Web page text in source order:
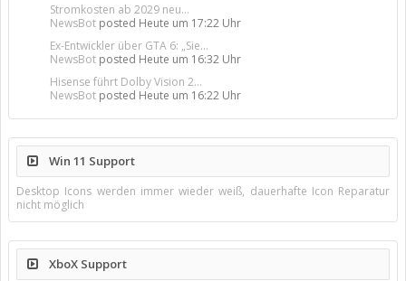
Stromkosten ab 2029 neu...
NewsBot posted Heute um 17:22 Uhr
Ex-Entwickler über GTA 6: „Sie...
NewsBot posted Heute um 16:32 Uhr
Hisense führt Dolby Vision 2...
NewsBot posted Heute um 16:22 Uhr
Win 11 Support
Desktop Icons werden immer wieder weiß, dauerhafte Icon Reparatur
nicht möglich
XboX Support